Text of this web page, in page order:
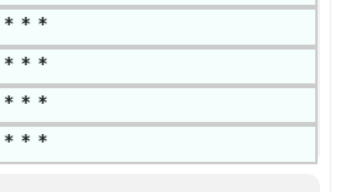
* *
* *
* *
* *